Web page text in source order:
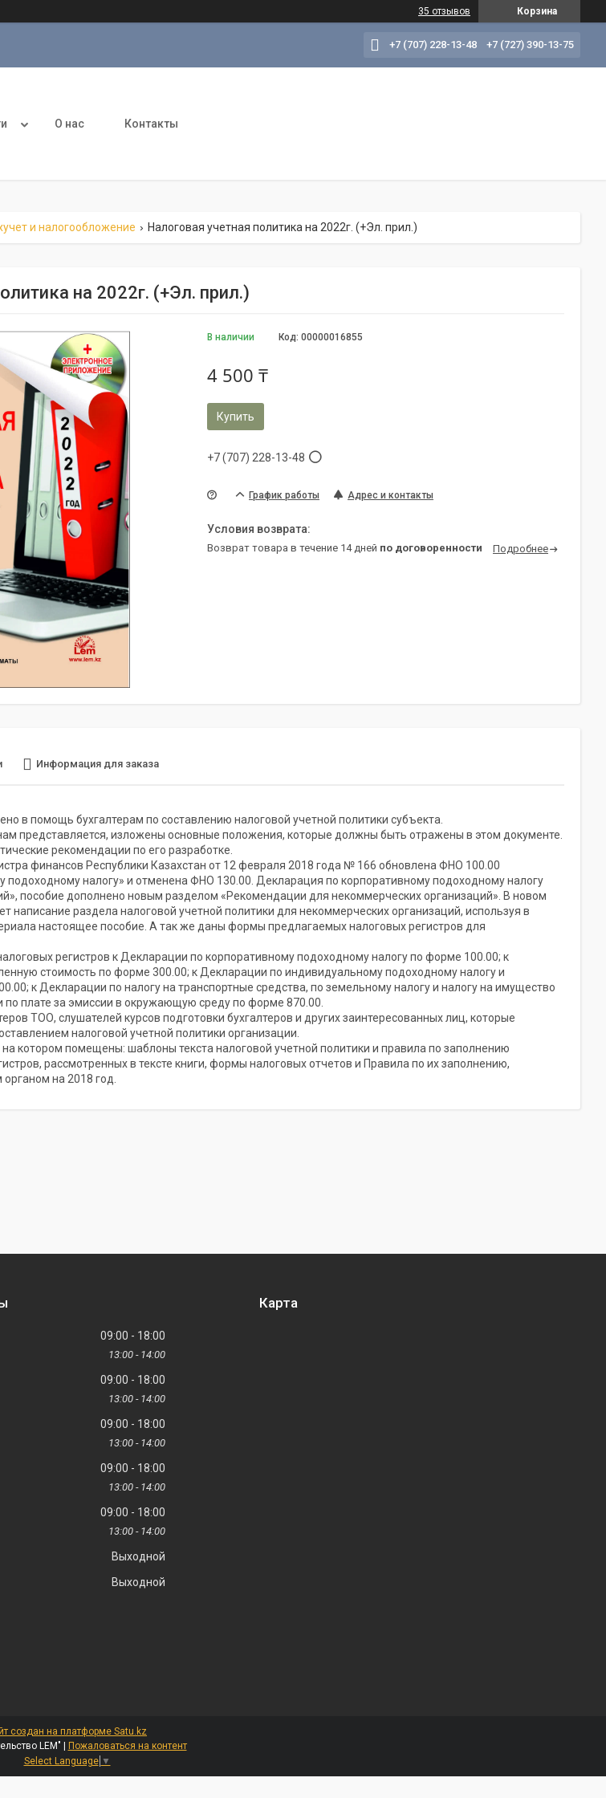
Корзина
35 отзывов
+7 (707) 228-13-48 +7 (727) 390-13-75
О нас Контакты
и налогообложение Налоговая учетная политика на 2022г. (+Эл. прил.)
на 2022г. (+Эл. прил.)
В наличии Код: 00000016855
4 500 ₸
Купить
+7 (707) 228-13-48
График работы Адрес и контакты
возврат товара в течение 14 дней по договоренности Подробнее
Информация для заказа
в помощь бухгалтерам по составлению налоговой учетной политики субъекта.
представляется, изложены основные положения, которые должны быть отражены в этом документе.
рекомендации по его разработке.
финансов Республики Казахстан от 12 февраля 2018 года № 166 обновлена ФНО 100.00
подоходному налогу» и отменена ФНО 130.00. Декларация по корпоративному подоходному налогу
пособие дополнено новым разделом «Рекомендации для некоммерческих организаций». В новом
написание раздела налоговой учетной политики для некоммерческих организаций, используя в
настоящее пособие. А так же даны формы предлагаемых налоговых регистров для
регистров к Декларации по корпоративному подоходному налогу по форме 100.00; к
стоимость по форме 300.00; к Декларации по индивидуальному подоходному налогу и
к Декларации по налогу на транспортные средства, по земельному налогу и налогу на имущество
плате за эмиссии в окружающую среду по форме 870.00.
ТОО, слушателей курсов подготовки бухгалтеров и других заинтересованных лиц, которые
налоговой учетной политики организации.
на котором помещены: шаблоны текста налоговой учетной политики и правила по заполнению
рассмотренных в тексте книги, формы налоговых отчетов и Правила по их заполнению,
на 2018 год.
09:00 18:00
13:00 14:00
09:00 18:00
13:00 14:00
09:00 18:00
13:00 14:00
09:00 18:00
13:00 14:00
09:00 18:00
13:00 14:00
Выходной
Выходной
Карта
создан на платформе Satu.kz
LEM" |
Пожаловаться на контент
Select Language ▼